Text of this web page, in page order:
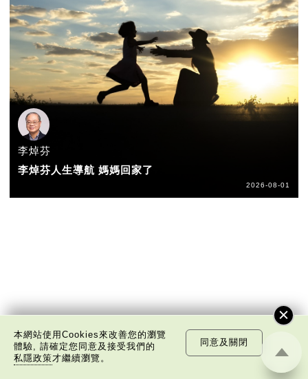
李焯芬
李焯芬人生導航 媽媽回家了
2026-08-01
本網站使用Cookies來改善您的瀏覽
體驗, 請確定您同意及接受我們的
私隱政策才繼續瀏覽。
同意及關閉